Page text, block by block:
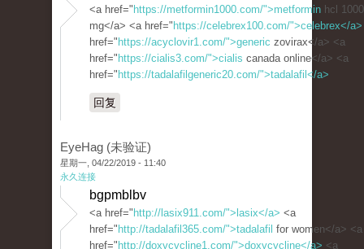
<a href=" https://metformin1000.com/">metformin hcl 1000
mg</a> <a href=" https://celebrex100.com/">celebrex</a>
href=" https://acyclovir1.com/">generic zovirax</a> <a
href=" https://cialis3.com/">cialis canada online</a> <a
href=" https://tadalafilgeneric20.com/">tadalafil</a>
回复
EyeHag (未验证)
星期一, 04/22/2019 - 11:40
永久连接
bgpmblbv
<a href=" http://lasix911.com/">lasix</a> <a
href=" http://tadalafil365.com/">tadalafil for women</a> <a
href=" http://doxycycline1.com/">doxycycline</a> <a